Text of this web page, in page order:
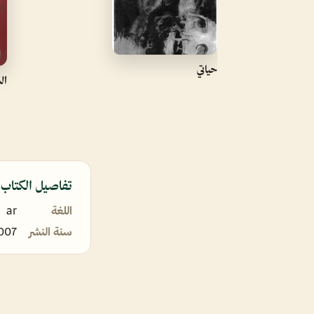
حياتي
تفاصيل الكتاب
اللغة
ar
سنة النشر